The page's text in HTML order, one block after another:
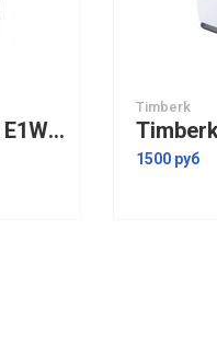
Timberk DH TIM 40 E1W осушитель воздуха
Timberk
1500 руб